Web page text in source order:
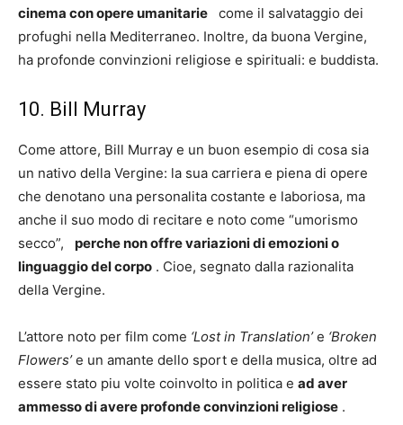
cinema con opere umanitarie come il salvataggio dei
profughi nella Mediterraneo. Inoltre, da buona Vergine,
ha profonde convinzioni religiose e spirituali: e buddista.
10. Bill Murray
Come attore, Bill Murray e un buon esempio di cosa sia
un nativo della Vergine: la sua carriera e piena di opere
che denotano una personalita costante e laboriosa, ma
anche il suo modo di recitare e noto come “umorismo
secco”, perche non offre variazioni di emozioni o
linguaggio del corpo . Cioe, segnato dalla razionalita
della Vergine.
L’attore noto per film come ‘Lost in Translation’e ‘Broken
Flowers’e un amante dello sport e della musica, oltre ad
essere stato piu volte coinvolto in politica e ad aver
ammesso di avere profonde convinzioni religiose .